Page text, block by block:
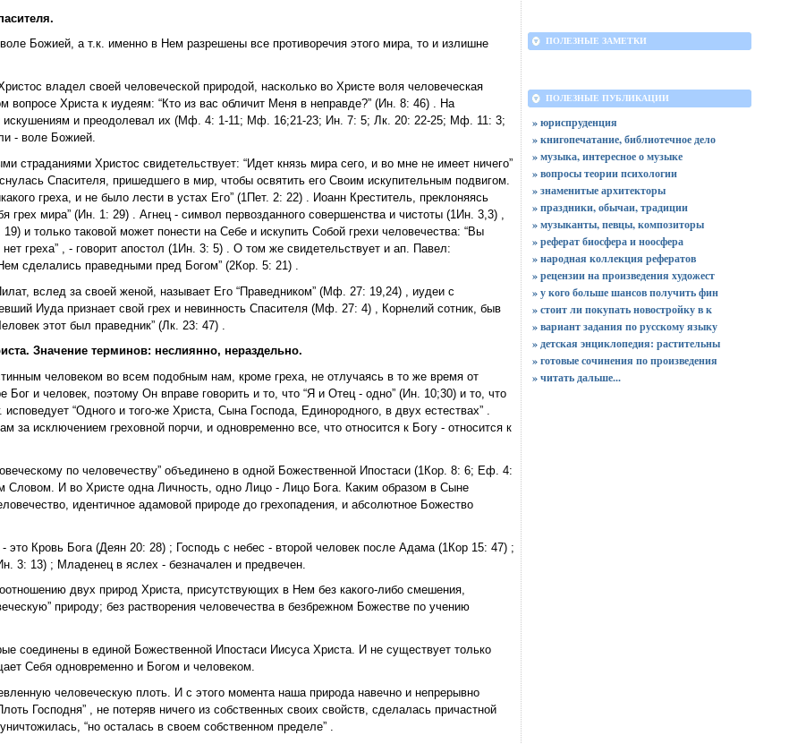
Божией, а т.к. именно в Нем разрешены все противоречия этого мира, то и излишне
владел своей человеческой природой, насколько во Христе воля человеческая
Христа к иудеям: “Кто из вас обличит Меня в неправде?” (Ин. 8: 46) . На
искушениям и преодолевал их (Мф. 4: 1-11; Мф. 16;21-23; Ин. 7: 5; Лк. 20: 22-25; Мф. 11: 3;
- воле Божией.
страданиями Христос свидетельствует: “Идет князь мира сего, и во мне не имеет ничего”
Спасителя, пришедшего в мир, чтобы освятить его Своим искупительным подвигом.
греха, и не было лести в устах Его” (1Пет. 2: 22) . Иоанн Креститель, преклоняясь
мира” (Ин. 1: 29) . Агнец - символ первозданного совершенства и чистоты (1Ин. 3,3) ,
и только таковой может понести на Себе и искупить Собой грехи человечества: “Вы
греха” , - говорит апостол (1Ин. 3: 5) . О том же свидетельствует и ап. Павел:
сделались праведными пред Богом” (2Кор. 5: 21) .
вслед за своей женой, называет Его “Праведником” (Мф. 27: 19,24) , иудеи с
Иуда признает свой грех и невинность Спасителя (Мф. 27: 4) , Корнелий сотник, быв
этот был праведник” (Лк. 23: 47) .
Значение терминов: неслиянно, нераздельно.
человеком во всем подобным нам, кроме греха, не отлучаясь в то же время от
и человек, поэтому Он вправе говорить и то, что “Я и Отец - одно” (Ин. 10;30) и то, что
“Одного и того-же Христа, Сына Господа, Единородного, в двух естествах” .
за исключением греховной порчи, и одновременно все, что относится к Богу - относится к
по человечеству” объединено в одной Божественной Ипостаси (1Кор. 8: 6; Еф. 4:
Словом. И во Христе одна Личность, одно Лицо - Лицо Бога. Каким образом в Сыне
идентичное адамовой природе до грехопадения, и абсолютное Божество
Кровь Бога (Деян 20: 28) ; Господь с небес - второй человек после Адама (1Кор 15: 47) ;
3: 13) ; Младенец в яслех - безначален и предвечен.
двух природ Христа, присутствующих в Нем без какого-либо смешения,
природу; без растворения человечества в безбрежном Божестве по учению
соединены в единой Божественной Ипостаси Иисуса Христа. И не существует только
Себя одновременно и Богом и человеком.
человеческую плоть. И с этого момента наша природа навечно и непрерывно
Господня” , не потеряв ничего из собственных своих свойств, сделалась причастной
“но осталась в своем собственном пределе” .
ПОЛЕЗНЫЕ ЗАМЕТКИ
ПОЛЕЗНЫЕ ПУБЛИКАЦИИ
» юриспруденция
» книгопечатание, библиотечное дело
» музыка, интересное о музыке
» вопросы теории психологии
» знаменитые архитекторы
» праздники, обычаи, традиции
» музыканты, певцы, композиторы
» реферат биосфера и ноосфера
» народная коллекция рефератов
» рецензии на произведения художест
» у кого больше шансов получить фин
» стоит ли покупать новостройку в к
» вариант задания по русскому языку
» детская энциклопедия: растительны
» готовые сочинения по произведения
»читать дальше...